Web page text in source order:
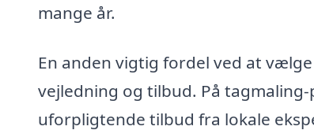
mange år.
En anden vigtig fordel ved at
vejledning og tilbud. På
uforpligtende tilbud fra lokale